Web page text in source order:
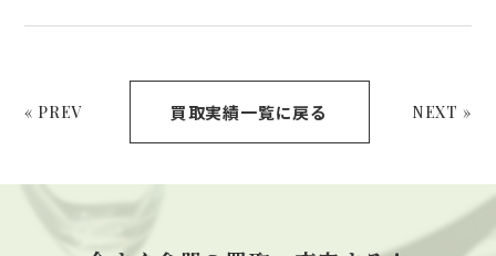
« PREV 買取実績一覧に戻る NEXT »